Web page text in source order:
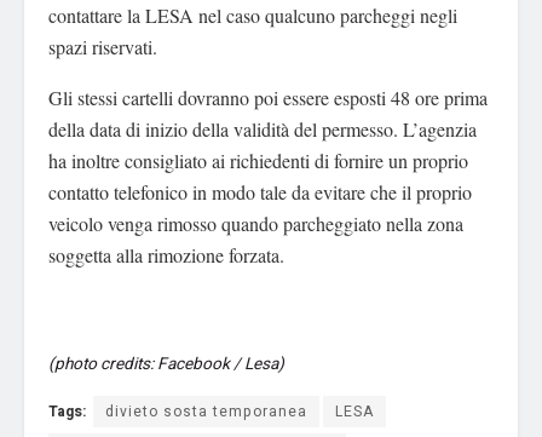
contattare la LESA nel caso qualcuno parcheggi negli
spazi riservati.
Gli stessi cartelli dovranno poi essere esposti 48 ore prima
della data di inizio della validità del permesso. L’agenzia
ha inoltre consigliato ai richiedenti di fornire un proprio
contatto telefonico in modo tale da evitare che il proprio
veicolo venga rimosso quando parcheggiato nella zona
soggetta alla rimozione forzata.
(photo credits: Facebook / Lesa)
Tags: divieto sosta temporanea
LESA